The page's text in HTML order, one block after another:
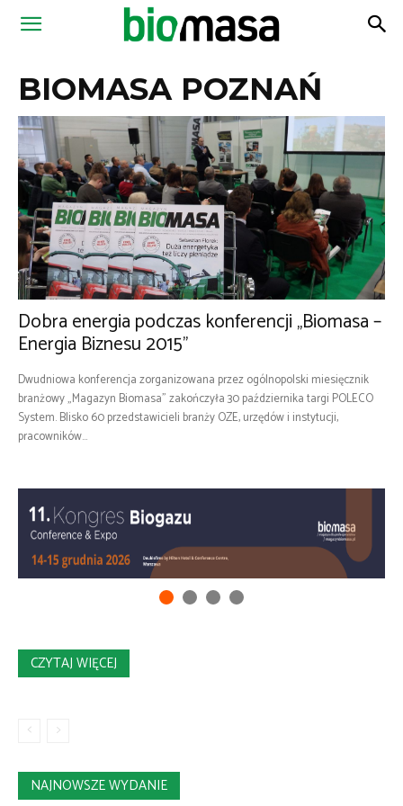
Magazyn
BIOMASA POZNAŃ
Dobra energia podczas konferencji „Biomasa –
Energia Biznesu 2015”
Dwudniowa konferencja zorganizowana przez ogólnopolski miesięcznik
branżowy „Magazyn Biomasa” zakończyła 30 października targi POLECO
System. Blisko 60 przedstawicieli branży OZE, urzędów i instytucji,
pracowników...
CZYTAJ WIĘCEJ
NAJNOWSZE WYDANIE